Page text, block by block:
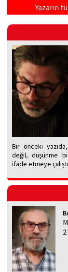
Yazarın
Bir önceki
değil, düşünme
ifade etmeye